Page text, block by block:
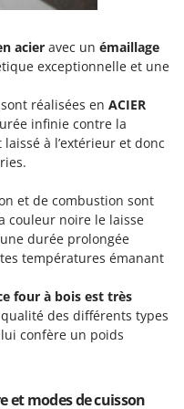
aluminium
acier avec un émaillage
exceptionnelle et une
réalisées en ACIER
infinie contre la
à l’extérieur et donc
et de combustion sont
couleur noire le laisse
durée prolongée
températures émanant
four à bois est très
des différents types
confère un poids
modes de cuisson